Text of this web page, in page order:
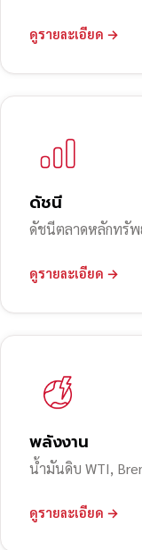
ดูรายละเอียด →
ดัชนี
ดัชนีตลาดหลักทรัพ
ดูรายละเอียด →
พลังงาน
น้ำมันดิบ WTI,
ดูรายละเอียด →